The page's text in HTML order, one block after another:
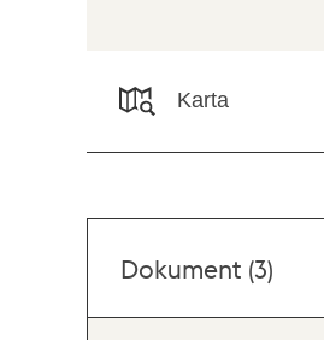
Karta
Dokument (3)